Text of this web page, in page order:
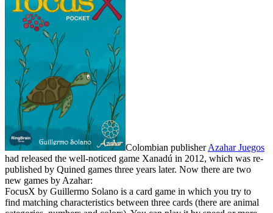
Colombian publisherAzahar Juegos
had released the well-noticed game Xanadú in 2012, which was re-
published by Quined games three years later. Now there are two
new games by Azahar:
FocusX by Guillermo Solano is a card game in which you try to
find matching characteristics between three cards (there are animal